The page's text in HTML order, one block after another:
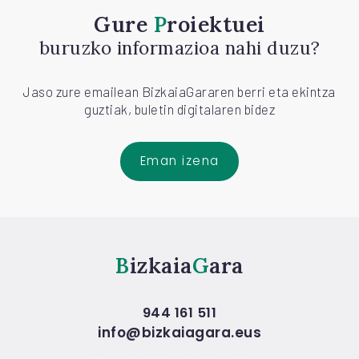
Gure Proiektuei
buruzko informazioa nahi duzu?
Jaso zure emailean BizkaiaGararen berri eta ekintza
guztiak, buletin digitalaren bidez
Eman izena
Bizkaia Gara
944 161 511
info@bizkaiagara.eus